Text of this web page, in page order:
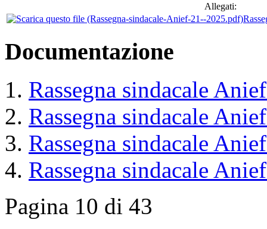
Allegati:
Documentazione
Rassegna sindacale
Rassegna sindacale
Rassegna sindacale
Rassegna sindacale
Pagina 10 di 43